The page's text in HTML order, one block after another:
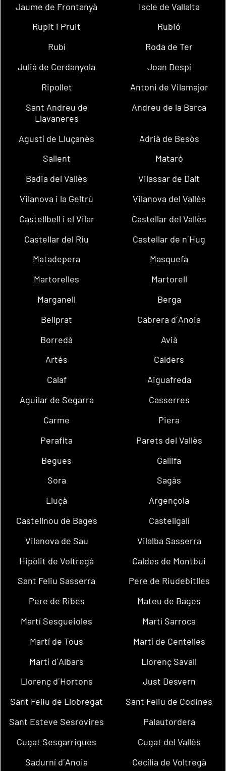
Jaume de Frontanyà
Iscle de Vallalta
Rupit i Pruit
Rubió
Rubí
Roda de Ter
Julià de Cerdanyola
Joan Despí
Ripollet
Antoni de Vilamajor
Sant Andreu de
Llavaneres
Andreu de la Barca
Agustí de Lluçanès
Adrià de Besòs
Sallent
Mataró
Badia del Vallès
Vilassar de Dalt
Vilanova i la Geltrú
Vilanova del Vallès
Castellbell i el Vilar
Castellar del Vallès
Castellar del Riu
Castellar de n´Hug
Matadepera
Masquefa
Martorelles
Martorell
Marganell
Berga
Bellprat
Cabrera d´Anoia
Borredà
Avià
Artés
Calders
Calaf
Aiguafreda
Aguilar de Segarra
Casserres
Carme
Piera
Perafita
Parets del Vallès
Begues
Gallifa
Sora
Sagàs
Lluçà
Argençola
Castellnou de Bages
Castellgalí
Vilanova de Sau
Vilalba Sasserra
Hipòlit de Voltregà
Caldes de Montbui
Sant Feliu Sasserra
Pere de Riudebitlles
Pere de Ribes
Mateu de Bages
Martí Sesgueioles
Martí Sarroca
Martí de Tous
Martí de Centelles
Martí d´Albars
Llorenç Savall
Llorenç d´Hortons
Just Desvern
Sant Feliu de Llobregat
Sant Feliu de Codines
Sant Esteve Sesrovires
Palautordera
Cugat Sesgarrigues
Cugat del Vallès
Sadurní d´Anoia
Cecília de Voltregà